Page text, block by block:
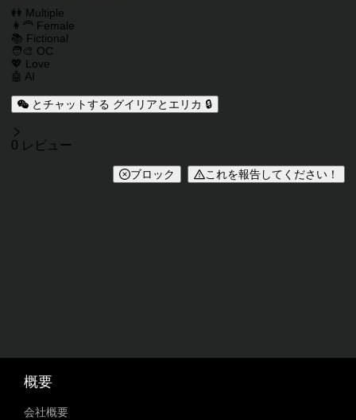
キャラクタータグ
👭 Multiple
👩‍🦰 Female
📚 Fictional
🧑‍🎨 OC
💖 Love
🤖 AI
とチャットする グイリアとエリカ 🔒
レビュー
0 レビュー
ブロック これを報告してください！
概要
会社概要